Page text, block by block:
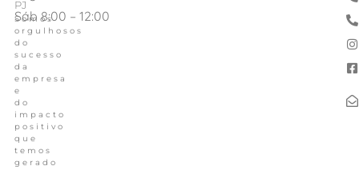
PJ
Somos
orgulhosos
do
sucesso
da
empresa
e
do
impacto
positivo
que
temos
gerado
Sáb 8:00 – 12:00